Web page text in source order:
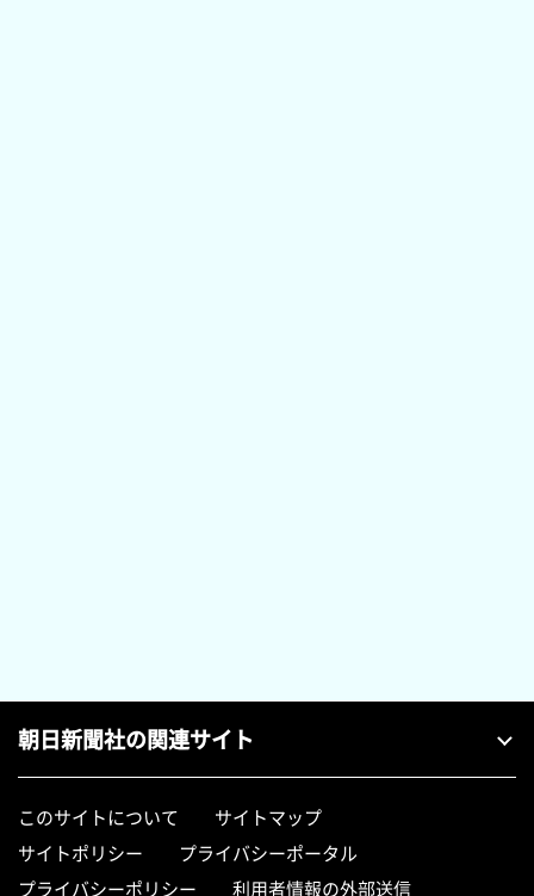
朝日新聞社の関連サイト
このサイトについて
サイトマップ
サイトポリシー
プライバシーポータル
プライバシーポリシー
利用者情報の外部送信